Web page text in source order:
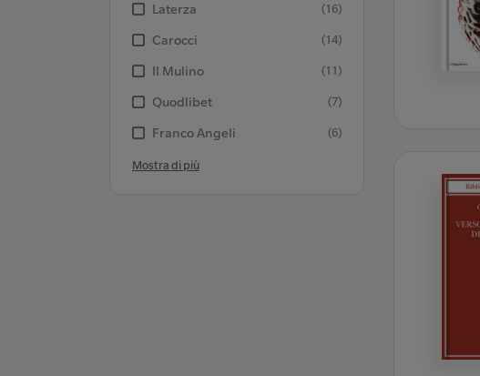
Laterza (16)
Carocci (14)
Il Mulino (11)
Quodlibet (7)
Franco Angeli (6)
Mostra di più